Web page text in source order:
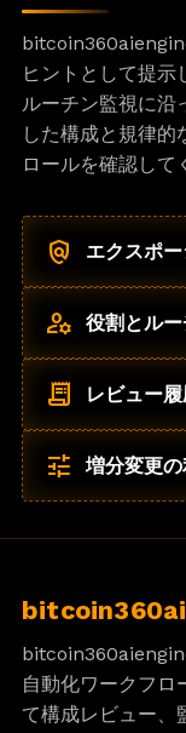
ヒントとして提示
ルーチン監視に沿
した構成と規律的
ロールを確認して
policy エクスポ
manage_accounts 役割とル
receipt_long レビュー
tune 増分変更の
自動化ワークフロ
て構成レビュー、